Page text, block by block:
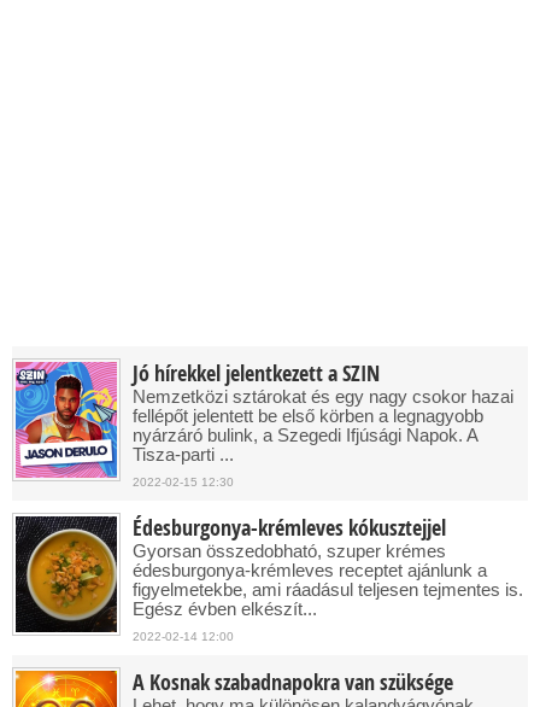
Jó hírekkel jelentkezett a SZIN
Nemzetközi sztárokat és egy nagy csokor hazai
fellépőt jelentett be első körben a legnagyobb
nyárzáró bulink, a Szegedi Ifjúsági Napok. A
Tisza-parti ...
2022-02-15 12:30
Édesburgonya-krémleves kókusztejjel
Gyorsan összedobható, szuper krémes
édesburgonya-krémleves receptet ajánlunk a
figyelmetekbe, ami ráadásul teljesen tejmentes is.
Egész évben elkészít...
2022-02-14 12:00
A Kosnak szabadnapokra van szüksége